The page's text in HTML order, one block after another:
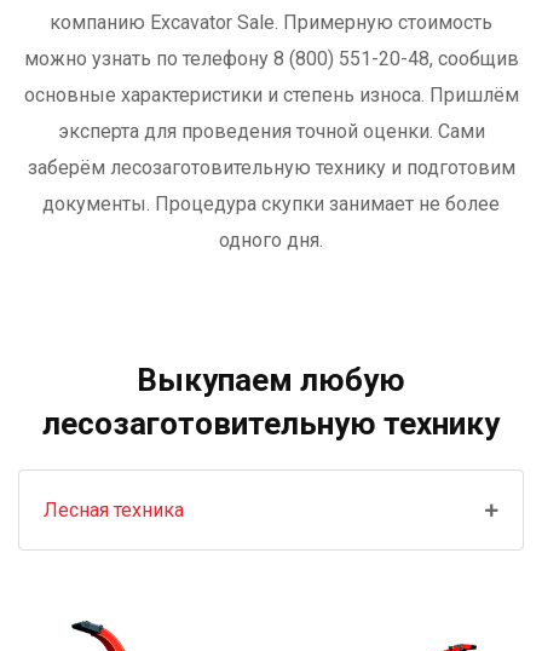
компанию Excavator Sale. Примерную стоимость
можно узнать по телефону 8 (800) 551-20-48, сообщив
основные характеристики и степень износа. Пришлём
эксперта для проведения точной оценки. Сами
заберём лесозаготовительную технику и подготовим
документы. Процедура скупки занимает не более
одного дня.
Выкупаем любую
лесозаготовительную технику
Лесная техника